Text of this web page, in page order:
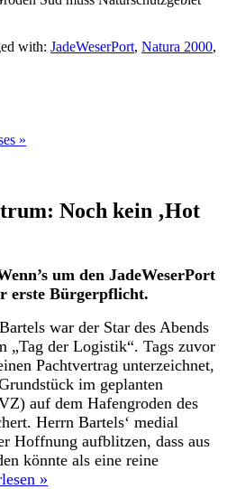
with: JadeWeserPort, Natura 2000,
»
Noch kein ‚Hot
um den JadeWeserPort
erste Bürgerpflicht.
war der Star des Abends
„Tag der Logistik“. Tags zuvor
Pachtvertrag unterzeichnet,
im geplanten
auf dem Hafengroden des
Herrn Bartels‘ medial
Hoffnung aufblitzen, dass aus
könnte als eine reine
»